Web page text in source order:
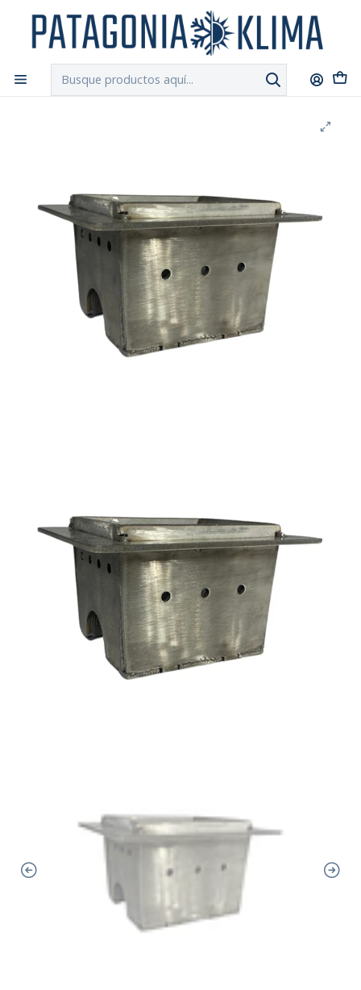
Chilexpress
Inicio Repuestos Estufa Pellet
Brasero Crisol Ac. Inoxidable Estufa Pellet Superior
Piazzetta